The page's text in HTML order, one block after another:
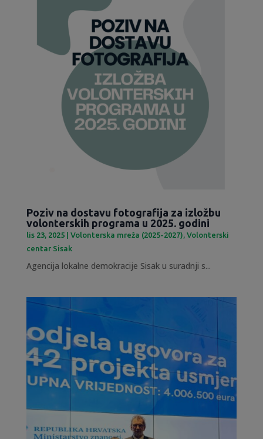
Poziv na dostavu fotografija za izložbu
volonterskih programa u 2025. godini
lis 23, 2025| Volonterska mreža (2025-2027) Volonterski
centar Sisak
Agencija lokalne demokracije Sisak u suradnji s...